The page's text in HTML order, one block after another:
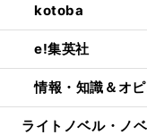
kotoba
e!集英社
情報・知識＆オ
ライトノベル・ノ